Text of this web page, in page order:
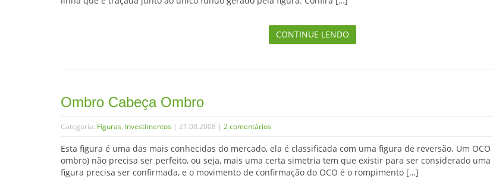
CONTINUE LENDO
Ombro Cabeça Ombro
Categoria: Figuras, Investimentos | 21.08.2008 | 2 comentários
Esta figura é uma das mais conhecidas do mercado, ela é classificada com uma figura de reversão. Um
ombro) não precisa ser perfeito, ou seja, mais uma certa simetria tem que existir para ser considerado uma
figura precisa ser confirmada, e o movimento de confirmação do OCO é o rompimento […]